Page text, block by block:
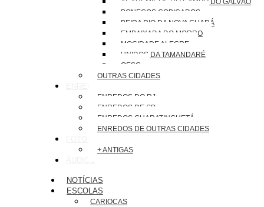
BONECOS COBIÇADOS
BEIRA RIO DA NOVA GUARÁ
EMBAIXADA DO MORRO
MOCIDADE ALEGRE
UNIDOS DA TAMANDARÉ
OESG
OUTRAS CIDADES
ENREDOS DO RJ
ENREDOS DE SP
ENREDOS GUARATINGUETÁ
ENREDOS DE OUTRAS CIDADES
+ ANTIGAS
NOTÍCIAS
ESCOLAS
CARIOCAS